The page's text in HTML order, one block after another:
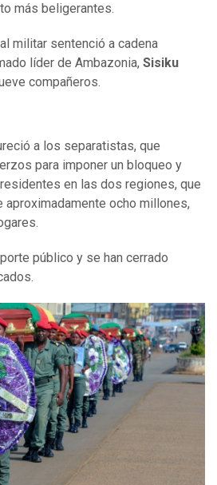
más beligerantes.
militar sentenció a cadena
líder de Ambazonia, Sisiku
compañeros.
a los separatistas, que
para imponer un bloqueo y
en las dos regiones, que
aproximadamente ocho millones,
público y se han cerrado